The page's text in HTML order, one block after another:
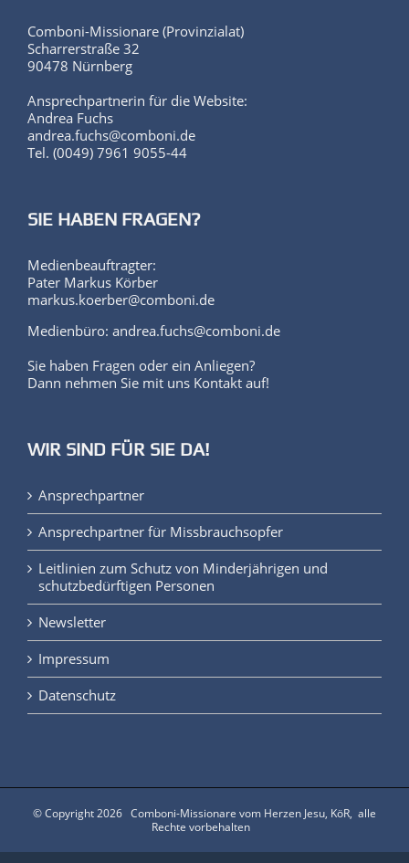
Comboni-Missionare (Provinzialat)
Scharrerstraße 32
90478 Nürnberg
Ansprechpartnerin für die Website:
Andrea Fuchs
andrea.fuchs@comboni.de
Tel. (0049) 7961 9055-44
SIE HABEN FRAGEN?
Medienbeauftragter:
Pater Markus Körber
markus.koerber@comboni.de
Medienbüro: andrea.fuchs@comboni.de
Sie haben Fragen oder ein Anliegen?
Dann nehmen Sie mit uns Kontakt auf!
WIR SIND FÜR SIE DA!
Ansprechpartner
Ansprechpartner für Missbrauchsopfer
Leitlinien zum Schutz von Minderjährigen und
schutzbedürftigen Personen
Newsletter
Impressum
Datenschutz
© Copyright 2026 Comboni-Missionare vom Herzen Jesu, KöR, alle
Rechte vorbehalten